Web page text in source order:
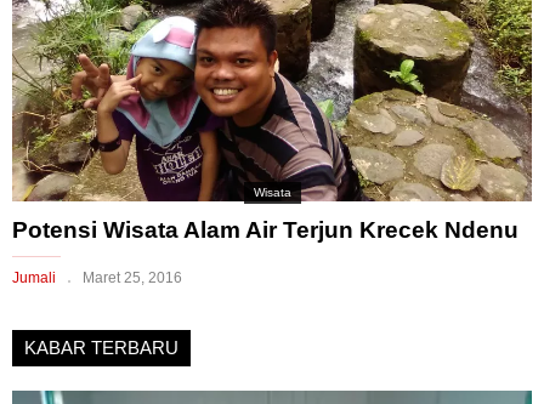
Wisata
Potensi Wisata Alam Air Terjun Krecek Ndenu
Jumali Maret 25, 2016
KABAR TERBARU